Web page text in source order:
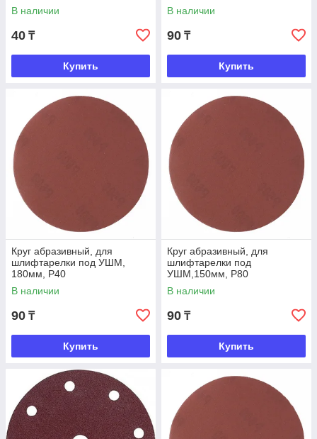
В наличии
40 ₸
Купить
В наличии
90 ₸
Купить
Круг абразивный, для
шлифтарелки под УШМ,
180мм, Р40
В наличии
90 ₸
Купить
Круг абразивный, для
шлифтарелки под
УШМ,150мм, Р80
В наличии
90 ₸
Купить